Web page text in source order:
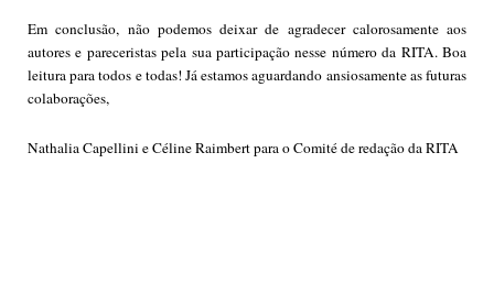
Em conclusão, não podemos deixar de agradecer calorosamente aos
autores e pareceristas pela sua participação nesse número da RITA. Boa
leitura para todos e todas! Já estamos aguardando ansiosamente as futuras
colaborações,
Nathalia Capellini e Céline Raimbert para o Comité de redação da RITA